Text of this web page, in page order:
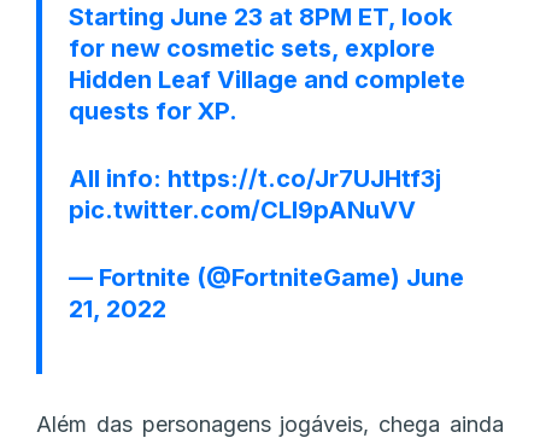
Starting June 23 at 8PM ET, look
for new cosmetic sets, explore
Hidden Leaf Village and complete
quests for XP.
All info: https://t.co/Jr7UJHtf3j
pic.twitter.com/CLI9pANuVV
— Fortnite (@FortniteGame) June
21, 2022
Além das personagens jogáveis, chega ainda